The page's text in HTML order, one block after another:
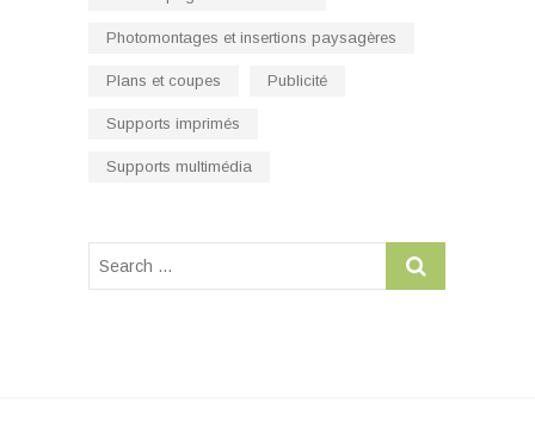
Photomontages et insertions paysagères
Plans et coupes Publicité
Supports imprimés
Supports multimédia